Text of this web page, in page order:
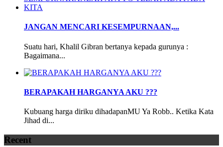
JANGAN MENCARI KESEMPURNAAN,...
Suatu hari, Khalil Gibran bertanya kepada gurunya :
Bagaimana...
BERAPAKAH HARGANYA AKU ???
Kubuang harga diriku dihadapanMU Ya Robb.. Ketika Kata
Jihad di...
Recent